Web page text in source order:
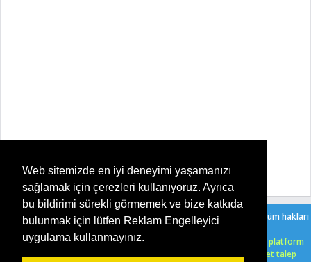
Web sitemizde en iyi deneyimi yaşamanızı
sağlamak için çerezleri kullanıyoruz. Ayrıca
bu bildirimi sürekli görmemek ve bize katkıda
bulunmak için lütfen Reklam Engelleyici
uygulama kullanmayınız.
Copyright ©2026 Şeker Oyun - Her Yaşa Uygun Ücretsiz Oyunlar
. Tüm hakları
Bir Serkan Çelik
sitesidir.
HTML5 oyunlarımızı ücretsiz bir şekilde, işletim sistemi, tarayıcı ve platform
farketmeksizin, uyumlu olarak oynayabilirsiniz. Herhangi bir ücret talep